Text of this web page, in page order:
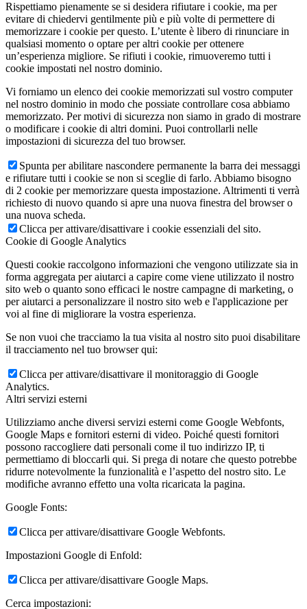
Rispettiamo pienamente se si desidera rifiutare i cookie, ma per
evitare di chiedervi gentilmente più e più volte di permettere di
memorizzare i cookie per questo. L’utente è libero di rinunciare in
qualsiasi momento o optare per altri cookie per ottenere
un’esperienza migliore. Se rifiuti i cookie, rimuoveremo tutti i
cookie impostati nel nostro dominio.
Vi forniamo un elenco dei cookie memorizzati sul vostro computer
nel nostro dominio in modo che possiate controllare cosa abbiamo
memorizzato. Per motivi di sicurezza non siamo in grado di mostrare
o modificare i cookie di altri domini. Puoi controllarli nelle
impostazioni di sicurezza del tuo browser.
Spunta per abilitare nascondere permanente la barra dei messaggi
e rifiutare tutti i cookie se non si sceglie di farlo. Abbiamo bisogno
di 2 cookie per memorizzare questa impostazione. Altrimenti ti verrà
richiesto di nuovo quando si apre una nuova finestra del browser o
una nuova scheda.
Clicca per attivare/disattivare i cookie essenziali del sito.
Cookie di Google Analytics
Questi cookie raccolgono informazioni che vengono utilizzate sia in
forma aggregata per aiutarci a capire come viene utilizzato il nostro
sito web o quanto sono efficaci le nostre campagne di marketing, o
per aiutarci a personalizzare il nostro sito web e l'applicazione per
voi al fine di migliorare la vostra esperienza.
Se non vuoi che tracciamo la tua visita al nostro sito puoi disabilitare
il tracciamento nel tuo browser qui:
Clicca per attivare/disattivare il monitoraggio di Google
Analytics.
Altri servizi esterni
Utilizziamo anche diversi servizi esterni come Google Webfonts,
Google Maps e fornitori esterni di video. Poiché questi fornitori
possono raccogliere dati personali come il tuo indirizzo IP, ti
permettiamo di bloccarli qui. Si prega di notare che questo potrebbe
ridurre notevolmente la funzionalità e l’aspetto del nostro sito. Le
modifiche avranno effetto una volta ricaricata la pagina.
Google Fonts:
Clicca per attivare/disattivare Google Webfonts.
Impostazioni Google di Enfold:
Clicca per attivare/disattivare Google Maps.
Cerca impostazioni: